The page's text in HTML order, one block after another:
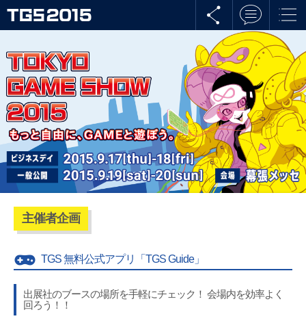
主催者企画
TGS 無料公式アプリ「TGS Guide」
出展社のブースの場所を手軽にチェック！ 会場内を効率よく
回ろう！！